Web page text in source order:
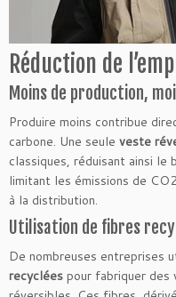
Réduction de
Moins de production,
Produire moins contribue
carbone. Une seule veste
classiques, réduisant ainsi le
limitant les émissions de
à la distribution.
Utilisation de fibres
De nombreuses entreprises
recyclées pour fabriquer